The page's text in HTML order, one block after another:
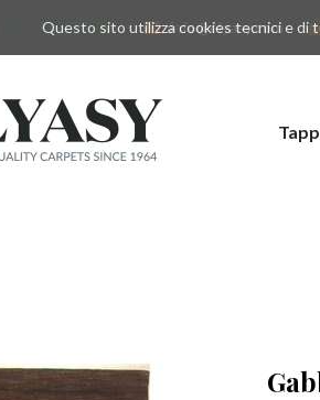
+39 377 3375788 info@elyasy.com
Questo sito utilizza cookies tecnici e di